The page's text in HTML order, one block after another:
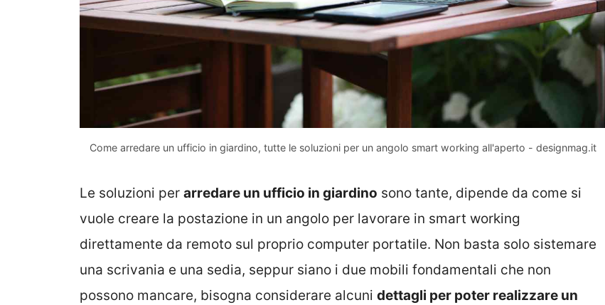
Come arredare un ufficio in giardino, tutte le soluzioni per un angolo smart working all'aperto - designmag.it
Le soluzioni per arredare un ufficio in giardino sono tante, dipende da come si
vuole creare la postazione in un angolo per lavorare in smart working
direttamente da remoto sul proprio computer portatile. Non basta solo sistemare
una scrivania e una sedia, seppur siano i due mobili fondamentali che non
possono mancare, bisogna considerare alcuni dettagli per poter realizzare un